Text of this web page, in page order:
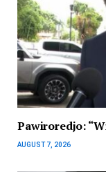
Pawiroredjo:
AUGUST 7, 2026